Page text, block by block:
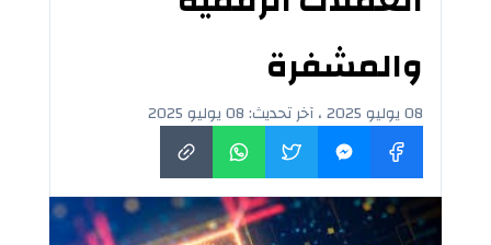
والمشفرة
08 يوليو 2025 ، آخر تحديث: 08 يوليو 2025